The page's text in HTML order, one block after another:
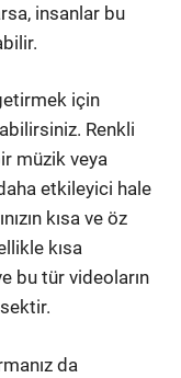
insanlar bu
için
Renkli
müzik veya
etkileyici hale
kısa ve öz
kısa
bu tür videoların
da